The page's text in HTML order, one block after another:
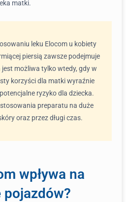
matki.
leku Elocom u kobiety
piersią zawsze podejmuje
jest możliwa tylko wtedy, gdy w
korzyści dla matki wyraźnie
ryzyko dla dziecka.
preparatu na duże
oraz przez długi czas.
wpływa na